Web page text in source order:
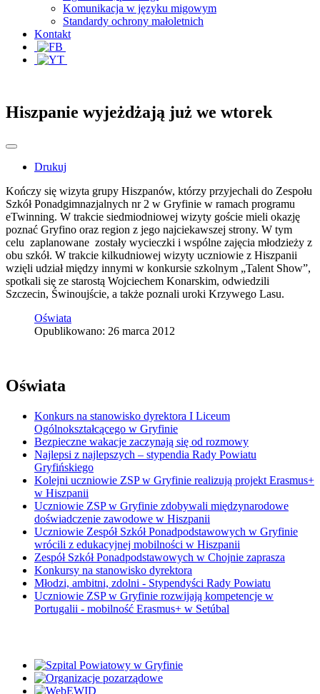
Komunikacja w języku migowym
Standardy ochrony małoletnich
Kontakt
Hiszpanie wyjeżdżają już we wtorek
Drukuj
Kończy się wizyta grupy Hiszpanów, którzy przyjechali do Zespołu
Szkół Ponadgimnazjalnych nr 2 w Gryfinie w ramach programu
eTwinning. W trakcie siedmiodniowej wizyty goście mieli okazję
poznać Gryfino oraz region z jego najciekawszej strony. W tym
celu zaplanowane zostały wycieczki i wspólne zajęcia młodzieży z
obu szkół. W trakcie kilkudniowej wizyty uczniowie z Hiszpanii
wzięli udział między innymi w konkursie szkolnym „Talent Show”,
spotkali się ze starostą Wojciechem Konarskim, odwiedzili
Szczecin, Świnoujście, a także poznali uroki Krzywego Lasu.
Oświata
Opublikowano: 26 marca 2012
Oświata
Konkurs na stanowisko dyrektora I Liceum
Ogólnokształcącego w Gryfinie
Bezpieczne wakacje zaczynają się od rozmowy
Najlepsi z najlepszych – stypendia Rady Powiatu
Gryfińskiego
Kolejni uczniowie ZSP w Gryfinie realizują projekt Erasmus+
w Hiszpanii
Uczniowie ZSP w Gryfinie zdobywali międzynarodowe
doświadczenie zawodowe w Hiszpanii
Uczniowie Zespół Szkół Ponadpodstawowych w Gryfinie
wrócili z edukacyjnej mobilności w Hiszpanii
Zespół Szkół Ponadpodstawowych w Chojnie zaprasza
Konkursy na stanowisko dyrektora
Młodzi, ambitni, zdolni - Stypendyści Rady Powiatu
Uczniowie ZSP w Gryfinie rozwijają kompetencje w
Portugalii - mobilność Erasmus+ w Setúbal